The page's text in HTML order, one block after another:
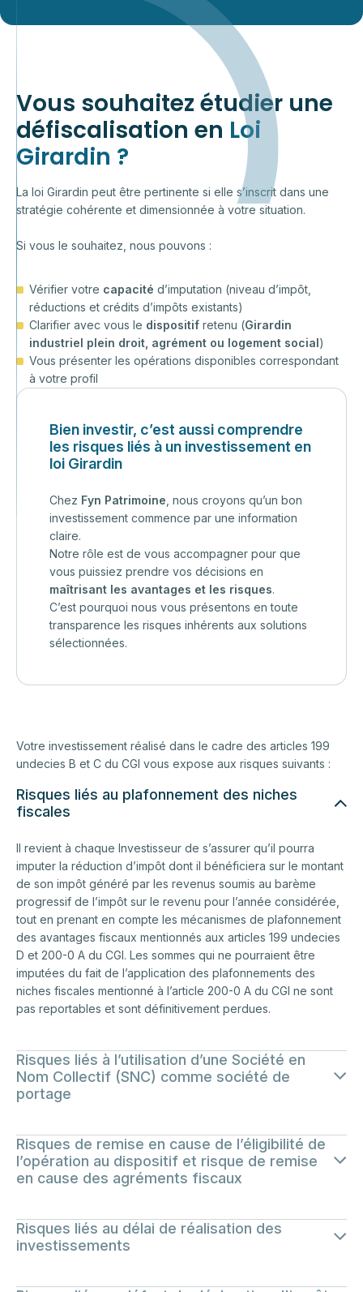
Vous souhaitez étudier une
défiscalisation en Loi
Girardin ?
La loi Girardin peut être pertinente si elle s’inscrit dans une
stratégie cohérente et dimensionnée à votre situation.
Si vous le souhaitez, nous pouvons :
Vérifier votre capacité d’imputation (niveau d’impôt,
réductions et crédits d’impôts existants)
Clarifier avec vous le dispositif retenu (Girardin
industriel plein droit, agrément ou logement social)
Vous présenter les opérations disponibles correspondant
à votre profil
Bien investir, c’est aussi comprendre
les risques liés à un investissement en
loi Girardin
Chez Fyn Patrimoine , nous croyons qu’un bon
investissement commence par une information
claire.
Notre rôle est de vous accompagner pour que
vous puissiez prendre vos décisions en
maîtrisant les avantages et les risques.
C’est pourquoi nous vous présentons en toute
transparence les risques inhérents aux solutions
sélectionnées.
Votre investissement réalisé dans le cadre des articles 199
undecies B et C du CGI vous expose aux risques suivants :
Risques liés au plafonnement des niches
fiscales
Il revient à chaque Investisseur de s’assurer qu’il pourra
imputer la réduction d’impôt dont il bénéficiera sur le montant
de son impôt généré par les revenus soumis au barème
progressif de l’impôt sur le revenu pour l’année considérée,
tout en prenant en compte les mécanismes de plafonnement
des avantages fiscaux mentionnés aux articles 199 undecies
D et 200-0 A du CGI. Les sommes qui ne pourraient être
imputées du fait de l’application des plafonnements des
niches fiscales mentionné à l’article 200-0 A du CGI ne sont
pas reportables et sont définitivement perdues.
Risques liés à l’utilisation d’une Société en
Nom Collectif (SNC) comme société de
portage
responsables des dettes de la société de portage.
Risques de remise en cause de l’éligibilité de
l’opération au dispositif et risque de remise
en cause des agréments fiscaux
DGFIP pour l’opération font état d’obligations qu’il convient
de respecter afin que l’éligibilité de l’opération au dispositif
pesant sur les investisseurs dans le cadre de l’article 199
Risques liés au délai de réalisation des
investissements